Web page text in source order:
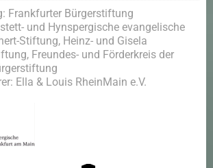
Frankfurter Bürgerstiftung
und Hynspergische evangelische
Stiftung, Heinz- und Gisela
Freundes- und Förderkreis der
Ella & Louis RheinMain e.V.